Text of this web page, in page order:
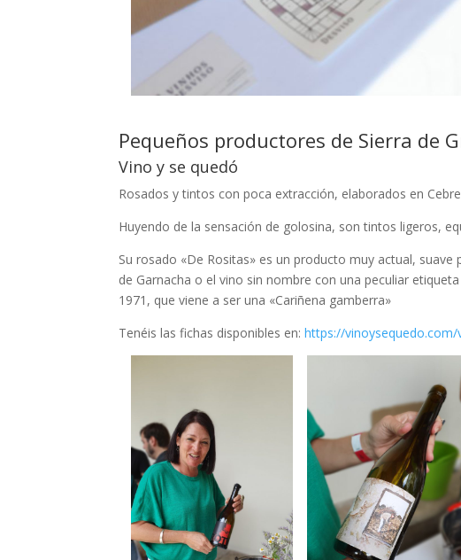
Pequeños productores de Sierra de
Vino y se quedó
Rosados y tintos con poca extracción, elaborados en
Huyendo de la sensación de golosina, son tintos ligeros,
Su rosado «De Rositas» es un producto muy actual,
de Garnacha o el vino sin nombre con una peculiar
1971, que viene a ser una «Cariñena gamberra»
Tenéis las fichas disponibles en:https://vinoysequedo.com/